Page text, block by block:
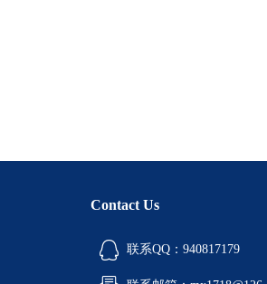
Contact Us
联系QQ：940817179